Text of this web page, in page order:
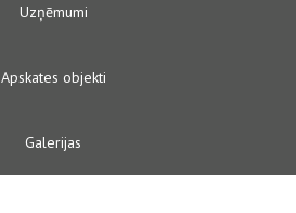
Uzņēmumi
Apskates objekti
Galerijas